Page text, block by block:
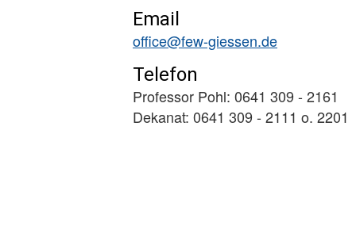
Email
office@few-giessen.de
Telefon
Professor Pohl: 0641 309 - 2161
Dekanat: 0641 309 - 2111 o. 2201